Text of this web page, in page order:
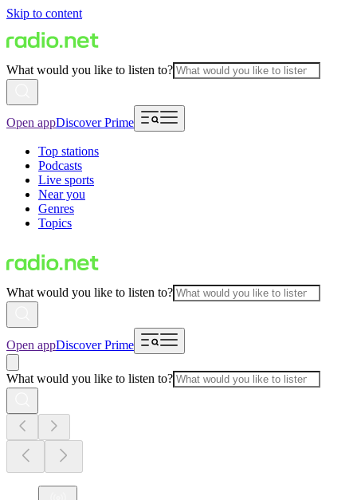
Skip to content
What would you like to listen to?
Open appDiscover Prime
Top stations
Podcasts
Live sports
Near you
Genres
Topics
What would you like to listen to?
Open appDiscover Prime
What would you like to listen to?